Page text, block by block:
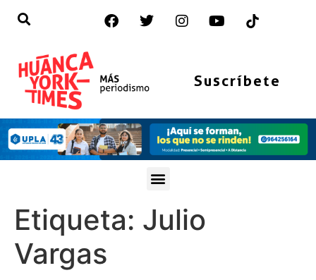
Suscríbete
Etiqueta: Julio
Vargas